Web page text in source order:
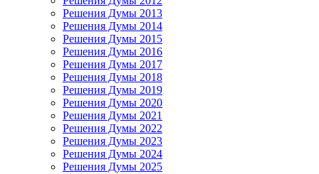
Решения Думы 2013
Решения Думы 2014
Решения Думы 2015
Решения Думы 2016
Решения Думы 2017
Решения Думы 2018
Решения Думы 2019
Решения Думы 2020
Решения Думы 2021
Решения Думы 2022
Решения Думы 2023
Решения Думы 2024
Решения Думы 2025